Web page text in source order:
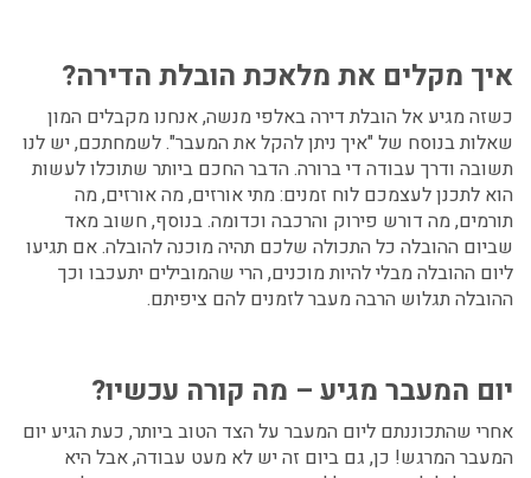
איך מקלים את מלאכת הובלת הדירה?
כשזה מגיע אל הובלת דירה באלפי מנשה,אנחנו מקבלים המון
שאלות בנוסח של "איך ניתן להקל את המעבר". לשמחתכם, יש לנו
תשובה ודרך עבודה די ברורה. הדבר החכם ביותר שתוכלו לעשות
הוא לתכנן לעצמכם לוח זמנים: מתי אורזים, מה אורזים, מה
תורמים, מה דורש פירוק והרכבה וכדומה. בנוסף, חשוב מאד
שביום ההובלה כל התכולה שלכם תהיה מוכנה להובלה. אם תגיעו
ליום ההובלה מבלי להיות מוכנים, הרי שהמובילים יתעכבו וכך
ההובלה תגלוש הרבה מעבר לזמנים להם ציפיתם.
יום המעבר מגיע – מה קורה עכשיו?
אחרי שהתכוננתם ליום המעבר על הצד הטוב ביותר, כעת הגיע יום
המעבר המרגש! כן, גם ביום זה יש לא מעט עבודה, אבל היא